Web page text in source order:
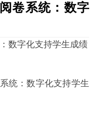
卷系统：数字
数字化支持学生成绩
：数字化支持学生